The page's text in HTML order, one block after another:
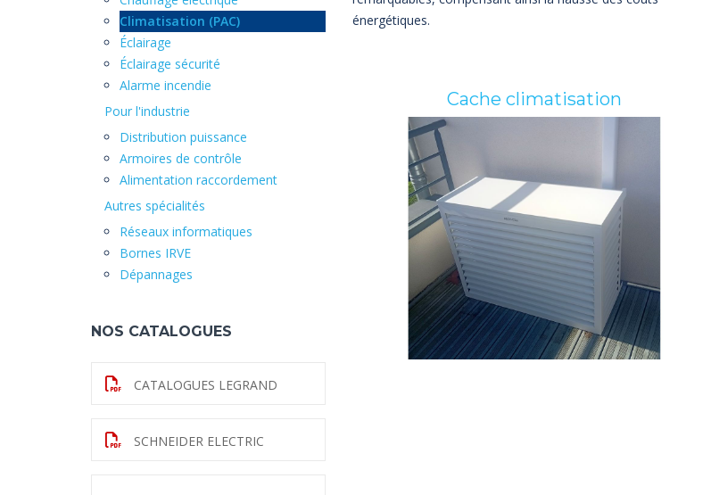
Climatisation (PAC)
Éclairage
Éclairage sécurité
Alarme incendie
Pour l'industrie
Distribution puissance
Armoires de contrôle
Alimentation raccordement
Autres spécialités
Réseaux informatiques
Bornes IRVE
Dépannages
NOS CATALOGUES
CATALOGUES LEGRAND
SCHNEIDER ELECTRIC
énergétiques.
Cache climatisation